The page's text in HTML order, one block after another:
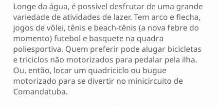
Longe da água, é possível desfrutar de uma grande
variedade de atividades de lazer. Tem arco e flecha,
jogos de vôlei, tênis e beach-tênis (a nova febre do
momento) futebol e basquete na quadra
poliesportiva. Quem preferir pode alugar bicicletas
e triciclos não motorizados para pedalar pela ilha.
Ou, então, locar um quadriciclo ou bugue
motorizado para se divertir no minicircuito de
Comandatuba.